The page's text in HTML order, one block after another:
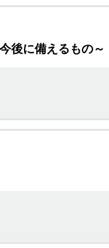
後に備えるもの～